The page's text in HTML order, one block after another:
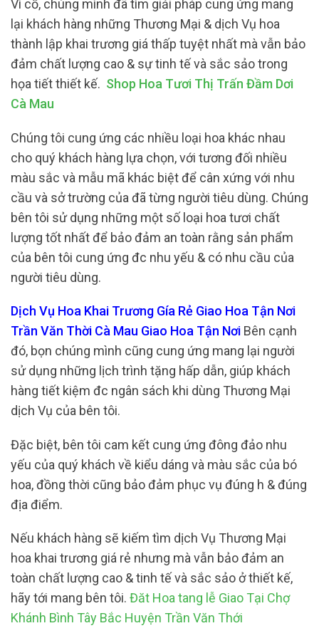
Vì cố, chúng mình đã tìm giải pháp cung ứng mang
lại khách hàng những Thương Mại & dịch Vụ hoa
thành lập khai trương giá thấp tuyệt nhất mà vẫn bảo
đảm chất lượng cao & sự tinh tế và sắc sảo trong
họa tiết thiết kế. Shop Hoa Tươi Thị Trấn Đầm Dơi
Cà Mau
Chúng tôi cung ứng các nhiều loại hoa khác nhau
cho quý khách hàng lựa chọn, với tương đối nhiều
màu sắc và mẫu mã khác biệt để cân xứng với nhu
cầu và sở trường của đã từng người tiêu dùng. Chúng
bên tôi sử dụng những một số loại hoa tươi chất
lượng tốt nhất để bảo đảm an toàn rằng sản phẩm
của bên tôi cung ứng đc nhu yếu & có nhu cầu của
người tiêu dùng.
Dịch Vụ Hoa Khai Trương Gía Rẻ Giao Hoa Tận Nơi
Trần Văn Thời Cà Mau Giao Hoa Tận Nơi Bên cạnh
đó, bọn chúng mình cũng cung ứng mang lại người
sử dụng những lịch trình tặng hấp dẫn, giúp khách
hàng tiết kiệm đc ngân sách khi dùng Thương Mại
dịch Vụ của bên tôi.
Đặc biệt, bên tôi cam kết cung ứng đông đảo nhu
yếu của quý khách về kiểu dáng và màu sắc của bó
hoa, đồng thời cũng bảo đảm phục vụ đúng h & đúng
địa điểm.
Nếu khách hàng sẽ kiếm tìm dịch Vụ Thương Mại
hoa khai trương giá rẻ nhưng mà vẫn bảo đảm an
toàn chất lượng cao & tinh tế và sắc sảo ở thiết kế,
hãy tới mang bên tôi. Đăt Hoa tang lễ Giao Tại Chợ
Khánh Bình Tây Bắc Huyện Trần Văn Thới